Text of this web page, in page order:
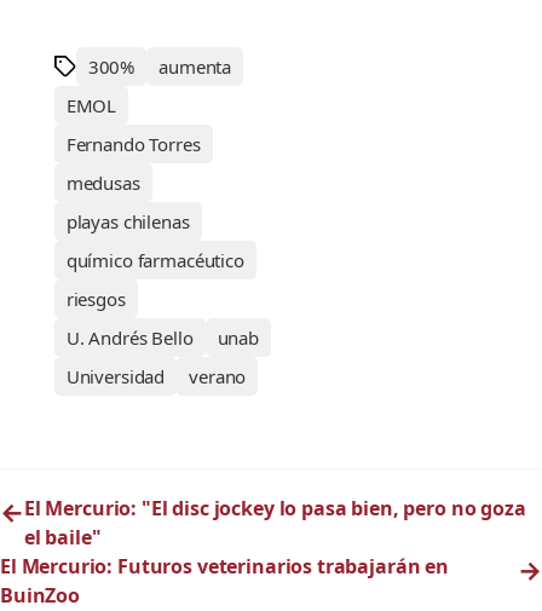
300%
aumenta
EMOL
Fernando Torres
medusas
playas chilenas
químico farmacéutico
riesgos
U. Andrés Bello
unab
Universidad
verano
←El Mercurio: "El disc jockey lo pasa bien, pero no goza
el baile"
El Mercurio: Futuros veterinarios trabajarán en
BuinZoo
→